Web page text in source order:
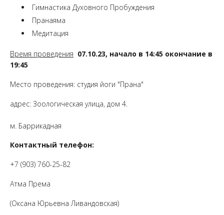
Гимнастика Духовного Пробуждения
Пранаяма
Медитация
Время проведения 07.10.23, начало в 14:45 окончание в
19:45
Место проведения: студия йоги "Прана"
адрес: Зоологическая улица, дом 4.
м. Баррикадная
Контактный телефон:
+7 (903) 760-25-82
Атма Према
(Оксана Юрьевна Ливандовская)